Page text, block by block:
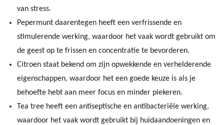
van stress.
Pepermunt daarentegen heeft een verfrissende en
stimulerende werking, waardoor het vaak wordt gebruikt om
de geest op te frissen en concentratie te bevorderen.
Citroen staat bekend om zijn opwekkende en verhelderende
eigenschappen, waardoor het een goede keuze is als je
behoefte hebt aan meer focus en minder piekeren.
Tea tree heeft een antiseptische en antibacteriële werking,
waardoor het vaak wordt gebruikt bij huidaandoeningen en